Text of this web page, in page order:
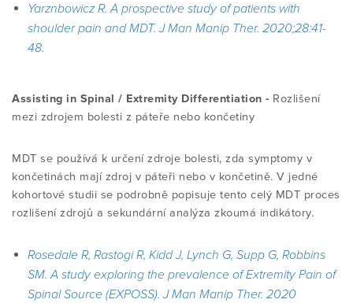
Yarznbowicz R. A prospective study of patients with
shoulder pain and MDT. J Man Manip Ther. 2020;28:41-
48.
Assisting in Spinal / Extremity Differentiation - Rozlišení
mezi zdrojem bolesti z páteře nebo končetiny
MDT se používá k určení zdroje bolesti, zda symptomy v
končetinách mají zdroj v páteři nebo v končetině. V jedné
kohortové studii se podrobně popisuje tento celý MDT proces
rozlišení zdrojů a sekundární analýza zkoumá indikátory.
Rosedale R, Rastogi R, Kidd J, Lynch G, Supp G, Robbins
SM. A study exploring the prevalence of Extremity Pain of
Spinal Source (EXPOSS). J Man Manip Ther. 2020